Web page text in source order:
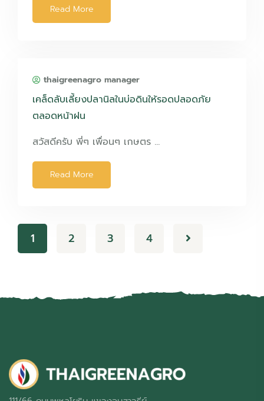
Read More
thaigreenagro manager
เคล็ดลับเลี้ยงปลานิลในบ่อดินให้รอดปลอดภัย
ตลอดหน้าฝน
สวัสดีครับ พี่ๆ เพื่อนๆ เกษตร …
Read More
1 2 3 4